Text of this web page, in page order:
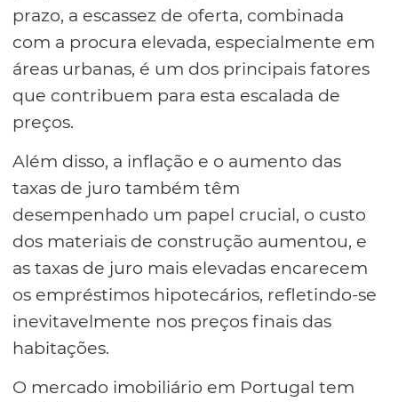
prazo, a escassez de oferta, combinada
com a procura elevada, especialmente em
áreas urbanas, é um dos principais fatores
que contribuem para esta escalada de
preços.
Além disso, a inflação e o aumento das
taxas de juro também têm
desempenhado um papel crucial, o custo
dos materiais de construção aumentou, e
as taxas de juro mais elevadas encarecem
os empréstimos hipotecários, refletindo-se
inevitavelmente nos preços finais das
habitações.
O mercado imobiliário em Portugal tem